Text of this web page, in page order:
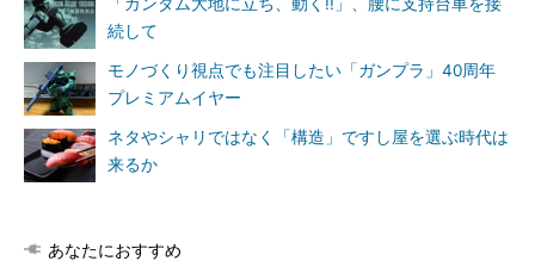
続して
モノづくり視点でも注目したい「ガンプラ」40周年
プレミアムイヤー
ネタやシャリではなく「構造」ですし屋を選ぶ時代は
来るか
あなたにおすすめ